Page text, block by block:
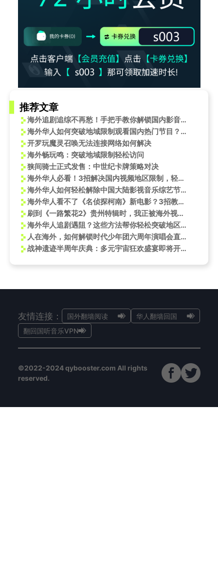
推荐文章
海外追剧追综不再愁！手把手教你解锁国内影音平台限制
海外华人如何突破地域限制观看国内热门节目？孙杨全运会专访引发思考
开罗玩魔灵召唤无法连接网络如何解决
海外畅玩鸣：突破地域限制轻松访问
狭间骑士正式发售：中世纪卡牌策略对决
海外华人必看！3招解决国内视频地区限制，轻松追《你俩好浓的晋江味》
海外华人如何轻松解除中国大陆影视音乐综艺节目地区限制
海外华人看不了《名侦探柯南》新电影？3招教你破解地区限制，和国内同步追番
刷到《一路繁花2》贵州特辑时，我正被海外视频卡到崩溃——宁静那魔性贵州话，让我想起被网速支配的恐惧
海外华人追剧遇阻？这些方法帮你轻松突破地区限制看国内热门节目
人在海外，如何解锁时代少年团六周年演唱会直播？这份超全攻略请收好！
战神遗迹半周年庆典：多元宇宙狂欢盛宴即将开启！
友情连接： 国外翻墙阅读
华人翻墙回国
翻回国听音乐VPN
©2022-2024 qybooster.com All rights
reserved.